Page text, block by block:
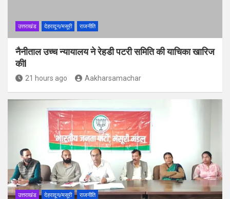
उत्तराखंड देहरादून/मसूरी राजनीति
नैनीताल उच्च न्यायालय ने रेहडी पटरी समिति की याचिका खारिज
कीl
21 hours ago Aakharsamachar
उत्तराखंड देहरादून/मसूरी राजनीति